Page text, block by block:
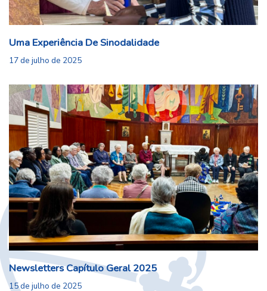
Uma Experiência De Sinodalidade
17 de julho de 2025
Newsletters Capítulo Geral 2025
15 de julho de 2025